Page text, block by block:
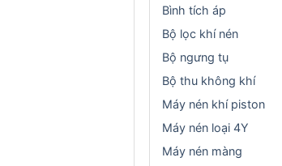
Bình tích áp
Bộ lọc khí nén
Bộ ngưng tụ
Bộ thu không khí
Máy nén khí piston
Máy nén loại 4Y
Máy nén màng